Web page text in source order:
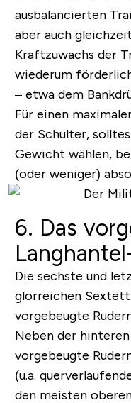
ausbalancierten
aber auch
Kraftzuwachs der
wiederum
– etwa dem
Für einen
der Schulter,
Gewicht wählen,
(oder weniger)
6. Das
Die sechste und
glorreichen
vorgebeugte
Neben der
vorgebeugte
(u.a.
den meisten